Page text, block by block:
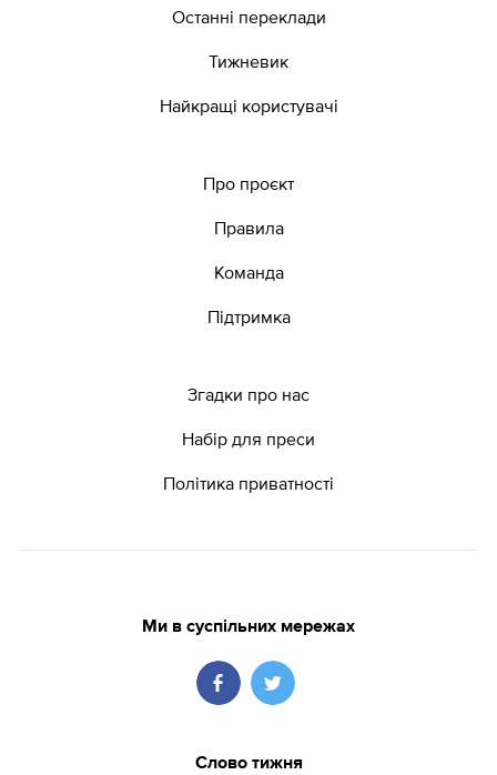
Останні переклади
Тижневик
Найкращі користувачі
Про проєкт
Правила
Команда
Підтримка
Згадки про нас
Набір для преси
Політика приватності
Ми в суспільних мережах
Слово тижня